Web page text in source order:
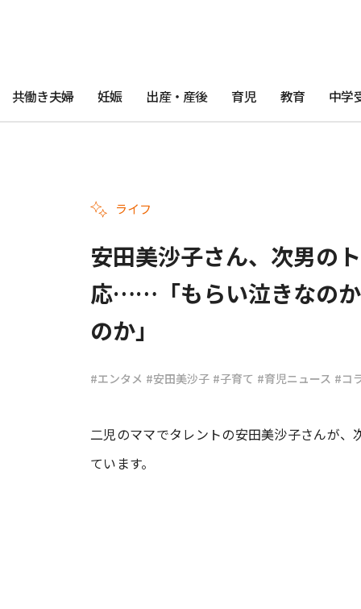
共働き夫婦 妊娠 出産・産後 育児 教育 中学
ライフ
安田美沙子さん、次男の
応……「もらい泣きなの
のか」
#エンタメ #安田美沙子 #子育て #育児ニュース #コ
二児のママでタレントの安田美沙子さんが
ています。